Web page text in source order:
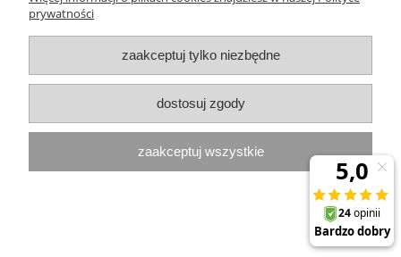
Perfectum przeciwzmarszczkowy
regenerujący krem w trakcie menopauzy
prywatności
zaakceptuj tylko niezbędne
dostosuj zgody
zaakceptuj wszystkie